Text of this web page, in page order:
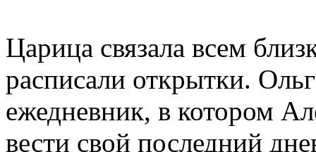
Царица связала всем
расписали открытки.
ежедневник, в котором
вести свой последний